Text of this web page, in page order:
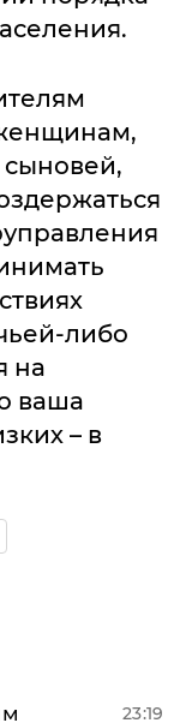
либо
на
ваша
– в
23:19